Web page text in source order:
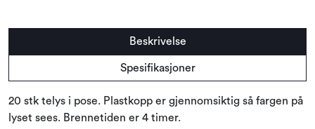
Beskrivelse
Spesifikasjoner
20 stk telys i pose. Plastkopp er gjennomsiktig så fargen på
lyset sees. Brennetiden er 4 timer.